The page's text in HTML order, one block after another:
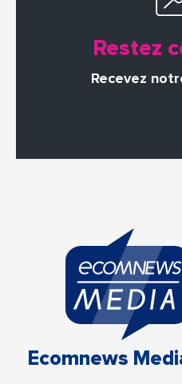
Restez
Recevez
Ecomnews